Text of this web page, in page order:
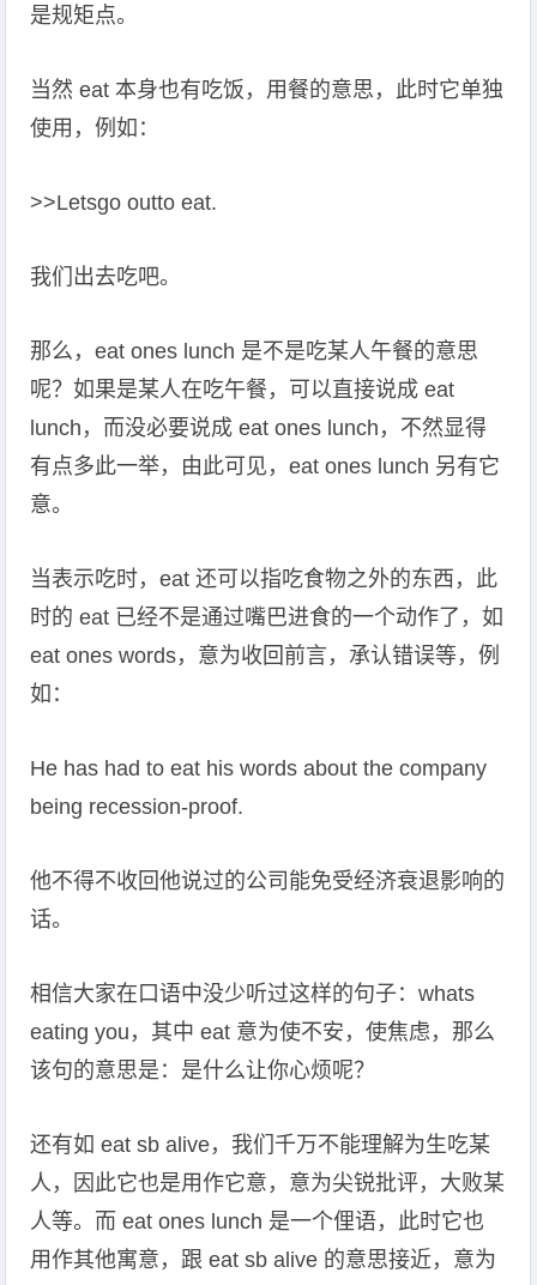
是规矩点。
当然 eat 本身也有吃饭，用餐的意思，此时它单独
使用，例如：
>>Letsgo outto eat.
我们出去吃吧。
那么，eat ones lunch 是不是吃某人午餐的意思
呢？如果是某人在吃午餐，可以直接说成 eat
lunch，而没必要说成 eat ones lunch，不然显得
有点多此一举，由此可见，eat ones lunch 另有它
意。
当表示吃时，eat 还可以指吃食物之外的东西，此
时的 eat 已经不是通过嘴巴进食的一个动作了，如
eat ones words，意为收回前言，承认错误等，例
如：
He has had to eat his words about the company
being recession-proof.
他不得不收回他说过的公司能免受经济衰退影响的
话。
相信大家在口语中没少听过这样的句子：whats
eating you，其中 eat 意为使不安，使焦虑，那么
该句的意思是：是什么让你心烦呢？
还有如 eat sb alive，我们千万不能理解为生吃某
人，因此它也是用作它意，意为尖锐批评，大败某
人等。而 eat ones lunch 是一个俚语，此时它也
用作其他寓意，跟 eat sb alive 的意思接近，意为